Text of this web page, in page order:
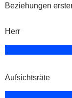
Beziehungen
Herr
Aufsichtsräte